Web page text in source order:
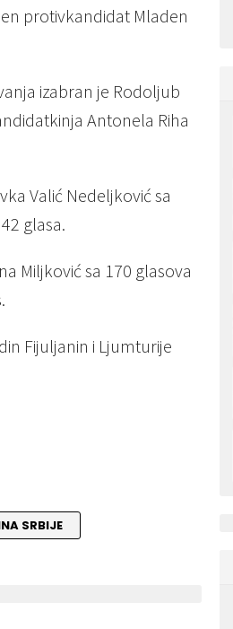
protivkandidat Mladen
izabran je Rodoljub
Antonela Riha
Valić Nedeljković sa
glasa.
Miljković sa 170 glasova
Fijuljanin i Ljumturije
SRBIJE